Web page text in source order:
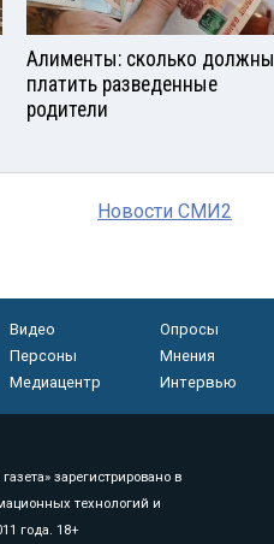
Алименты: сколько должны
платить разведенные
родители
Новости СМИ2
Видео Опросы
Персоны
Мнения
Медиацентр
Интервью
зарегистрировано в
технологий и
года. 18+